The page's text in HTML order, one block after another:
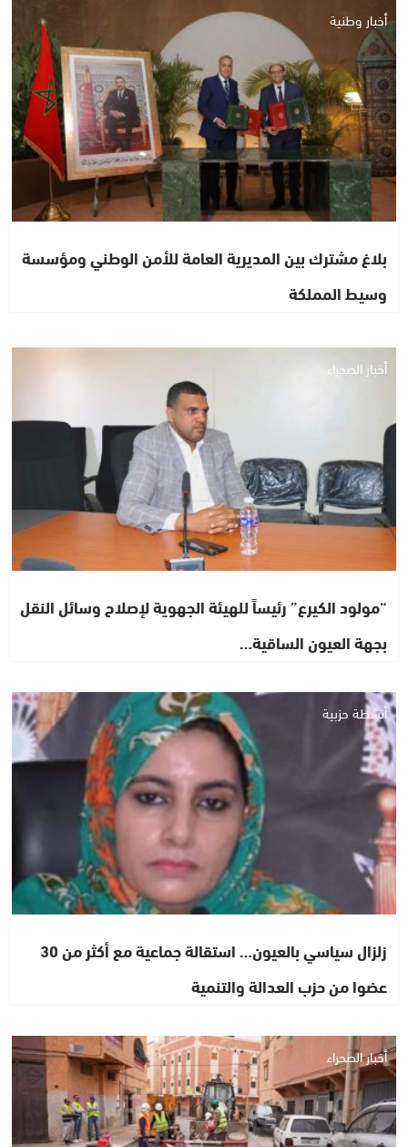
أخبار وطنية
بلاغ مشترك بين المديرية العامة للأمن الوطني ومؤسسة
وسيط المملكة
أخبار الصحراء
“مولود الكيرع” رئيساً للهيئة الجهوية لإصلاح وسائل النقل
بجهة العيون الساقية…
أنشطة حزبية
زلزال سياسي بالعيون… استقالة جماعية مع أكثر من 30
عضوا من حزب العدالة والتنمية
أخبار الصحراء